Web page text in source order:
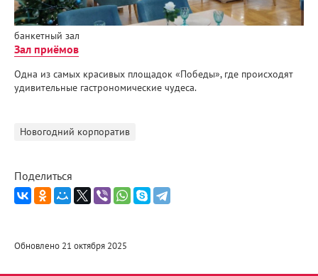
банкетный зал
Зал приёмов
Одна из самых красивых площадок «Победы», где происходят
удивительные гастрономические чудеса.
Новогодний корпоратив
Поделиться
Обновлено 21 октября 2025